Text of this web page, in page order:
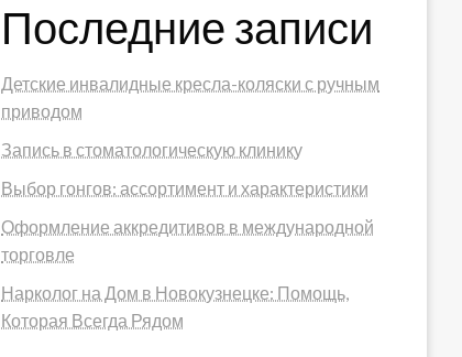
Последние записи
Детские инвалидные кресла-коляски с ручным
приводом
Запись в стоматологическую клинику
Выбор гонгов: ассортимент и характеристики
Оформление аккредитивов в международной
торговле
Нарколог на Дом в Новокузнецке: Помощь,
Которая Всегда Рядом